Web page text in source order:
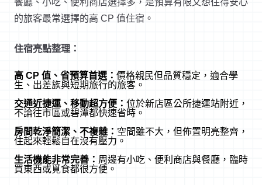
餐廳、小吃、便利商店選擇多，是預算有限又想住得安心
的旅客最常選擇的高 CP 值住宿。
住宿亮點整理：
高 CP 值、省預算首選： 價格親民但品質穩定，適合學
生、出差族與短期旅行的旅客。
交通近捷運、移動超方便： 位於新店區公所捷運站附近，
不論往市區或碧潭都快速省時。
房間乾淨簡潔、不複雜： 空間雖不大，但佈置明亮整齊，
住起來輕鬆自在沒有壓力。
生活機能非常完善： 周邊有小吃、便利商店與餐廳，臨時
買東西或覓食都很方便。